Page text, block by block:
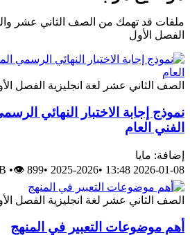
ملفات قد تهمك من الصف الثاني عشر
الفصل الأول
الصف الثاني عشر لغة انجليزية الفصل
نموذج إجابة الاختبار النهائي
الفني العام
إضافة: مايا
2026-01-08 13:48
•
2025-2026
•
•👁 899
الصف الثاني عشر لغة انجليزية الفصل
أهم موضوعات التعبير في المنهج